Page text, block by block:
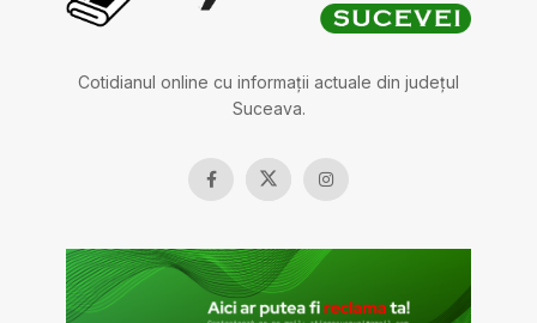
Cotidianul online cu informații actuale din județul
Suceava.